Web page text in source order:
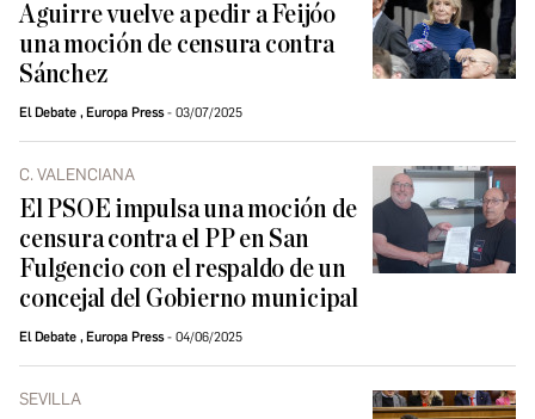
Aguirre vuelve a pedir a Feijóo
una moción de censura contra
Sánchez
El Debate , Europa Press 03/07/2025
C. VALENCIANA
El PSOE impulsa una moción de
censura contra el PP en San
Fulgencio con el respaldo de un
concejal del Gobierno municipal
El Debate , Europa Press 04/06/2025
SEVILLA